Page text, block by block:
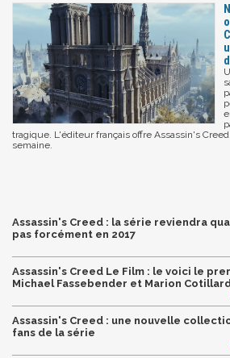
tragique. L'éditeur français offre Assassin's
semaine.
Assassin's Creed : la série reviendra
pas forcément en 2017
Assassin's Creed Le Film : le voici le
Michael Fassebender et Marion
Assassin's Creed : une nouvelle
fans de la série